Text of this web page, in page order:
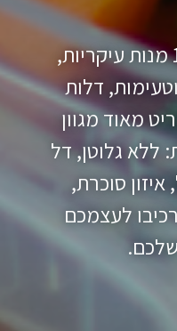
מדי שבוע אנחנו מפרסמים תפריט חדש: 18 מנות עיקריות,
דלות
מאוד מגוון
ללא גלוטן, דל
סוכרת,
לעצמכם